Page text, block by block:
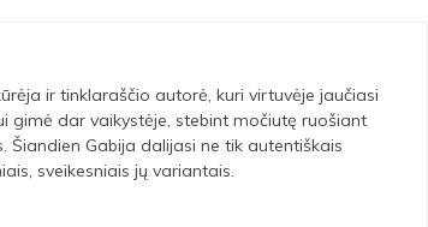
ir tinklaraščio autorė, kuri virtuvėje jaučiasi
gimė dar vaikystėje, stebint močiutę ruošiant
Šiandien Gabija dalijasi ne tik autentiškais
sveikesniais jų variantais.